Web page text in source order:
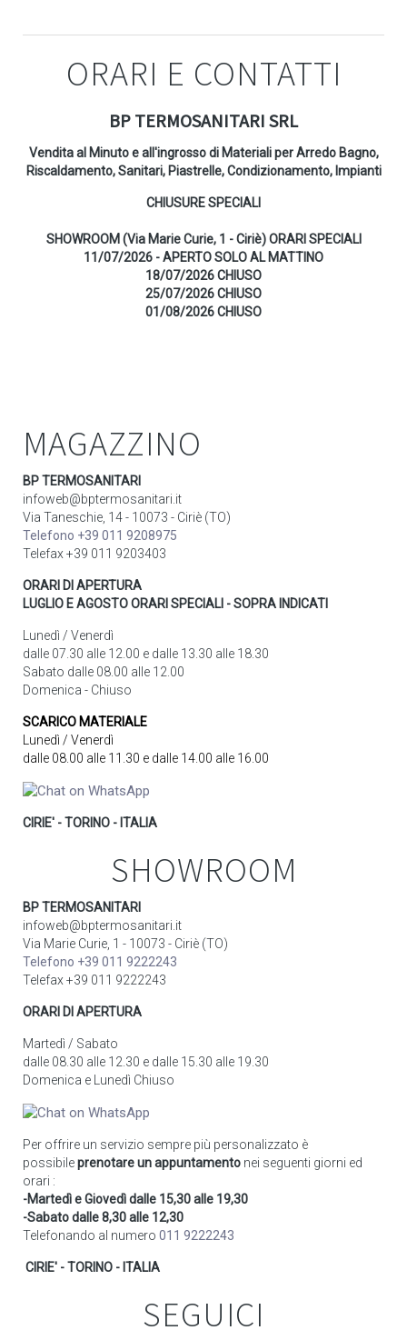
ORARI E CONTATTI
BP TERMOSANITARI SRL
Vendita al Minuto e all'ingrosso di Materiali per Arredo Bagno,
Riscaldamento, Sanitari, Piastrelle, Condizionamento, Impianti
CHIUSURE SPECIALI
SHOWROOM (Via Marie Curie, 1 - Ciriè) ORARI SPECIALI
11/07/2026 - APERTO SOLO AL MATTINO
18/07/2026 CHIUSO
25/07/2026 CHIUSO
01/08/2026 CHIUSO
MAGAZZINO
BP TERMOSANITARI
infoweb@bptermosanitari.it
Via Taneschie, 14 - 10073 - Ciriè (TO)
Telefono +39 011 9208975
Telefax +39 011 9203403
ORARI DI APERTURA
LUGLIO E AGOSTO ORARI SPECIALI - SOPRA INDICATI
Lunedì / Venerdì
dalle 07.30 alle 12.00 e dalle 13.30 alle 18.30
Sabato dalle 08.00 alle 12.00
Domenica - Chiuso
SCARICO MATERIALE
Lunedì / Venerdì
dalle 08.00 alle 11.30 e dalle 14.00 alle 16.00
CIRIE' - TORINO - ITALIA
SHOWROOM
BP TERMOSANITARI
infoweb@bptermosanitari.it
Via Marie Curie, 1 - 10073 - Ciriè (TO)
Telefono +39 011 9222243
Telefax +39 011 9222243
ORARI DI APERTURA
Martedì / Sabato
dalle 08.30 alle 12.30 e dalle 15.30 alle 19.30
Domenica e Lunedì Chiuso
Per offrire un servizio sempre più personalizzato è
possibileprenotare un appuntamento nei seguenti giorni ed
orari :
-Martedì e Giovedì dalle 15,30 alle 19,30
-Sabato dalle 8,30 alle 12,30
Telefonando al numero 011 9222243
CIRIE' - TORINO - ITALIA
SEGUICI